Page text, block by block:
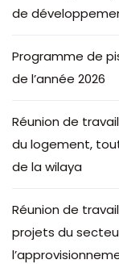
de
Programme de
de l’année 2026
Réunion de
du logement,
de la wilaya
Réunion de
projets du